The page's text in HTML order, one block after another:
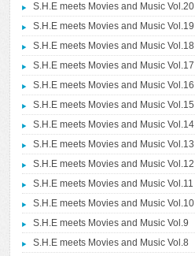
S.H.E meets Movies and Music Vol.20
S.H.E meets Movies and Music Vol.19
S.H.E meets Movies and Music Vol.18
S.H.E meets Movies and Music Vol.17
S.H.E meets Movies and Music Vol.16
S.H.E meets Movies and Music Vol.15
S.H.E meets Movies and Music Vol.14
S.H.E meets Movies and Music Vol.13
S.H.E meets Movies and Music Vol.12
S.H.E meets Movies and Music Vol.11
S.H.E meets Movies and Music Vol.10
S.H.E meets Movies and Music Vol.9
S.H.E meets Movies and Music Vol.8